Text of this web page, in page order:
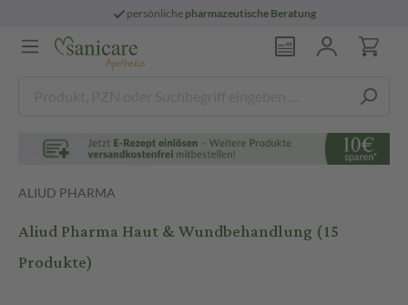
persönlichepharmazeutische Beratung
ALIUD PHARMA
Aliud Pharma Haut & Wundbehandlung(15
Produkte)